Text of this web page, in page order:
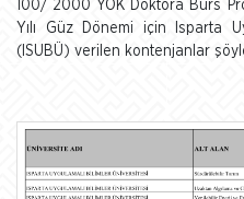
100/ 2000 YÖK Doktora Burs
Yılı Güz Dönemi için Isparta
(ISUBÜ) verilen kontenjanlar